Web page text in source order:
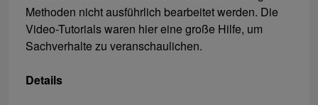
Methoden nicht ausführlich bearbeitet werden. Die
Video-Tutorials waren hier eine große Hilfe, um
Sachverhalte zu veranschaulichen.
Details